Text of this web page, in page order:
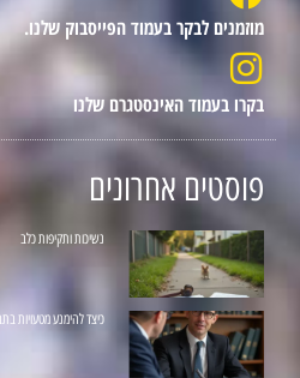
מוזמנים לבקר בעמוד הפייסבוק שלנו.
בקרו בעמוד האינסטגרם שלנו
פוסטים אחרונים
נשיכות ותקיפות כלב
כיצד להימנע מטעויות